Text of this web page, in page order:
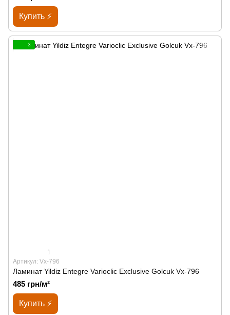
Купить ⚡
3
1
Артикул: Vx-796
Ламинат Yildiz Entegre Varioclic Exclusive Golcuk Vx-796
485 грн/м²
Купить ⚡